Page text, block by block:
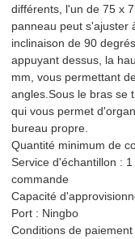
différents, l'un de 75 x
panneau peut s'ajuster
inclinaison de 90
appuyant dessus, la
mm, vous permettant
angles.Sous le bras se
qui vous permet
bureau propre.
Quantité minimum de
Service d'échantillon :
commande
Capacité
Port : Ningbo
Conditions de